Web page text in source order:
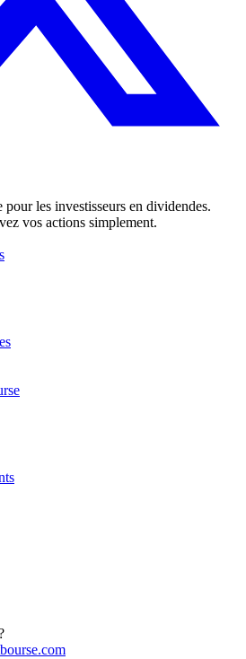
les investisseurs en dividendes.
vos actions simplement.